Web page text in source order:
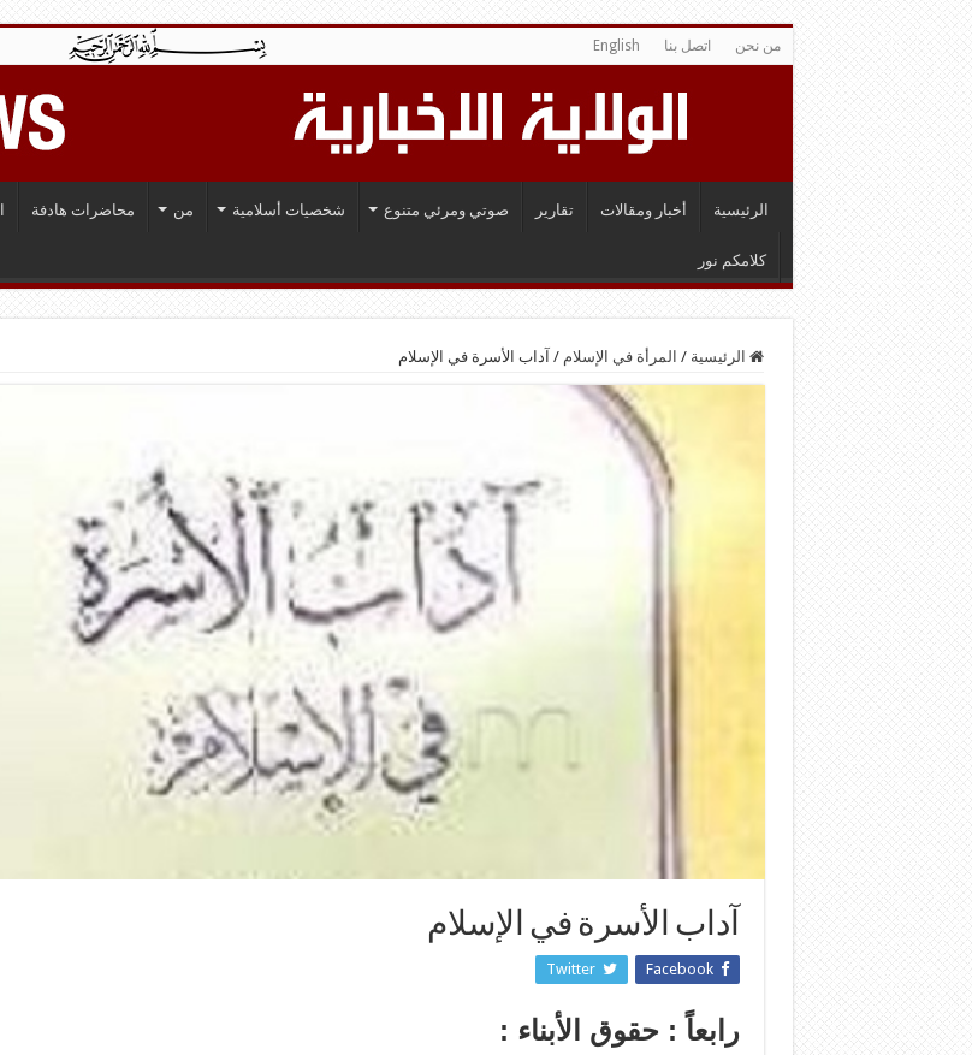
من نحن اتصل بنا English
الرئيسية أخبار ومقالات تقارير صوتي ومرئي متنوع شخصيات أسلامية من محاضرات هادفة
كلامكم نور
الرئيسية / المرأة في الإسلام / آداب الأسرة في الإسلام
آداب الأسرة في الإسلام
Facebook
Twitter
رابعاً : حقوق الأبناء :